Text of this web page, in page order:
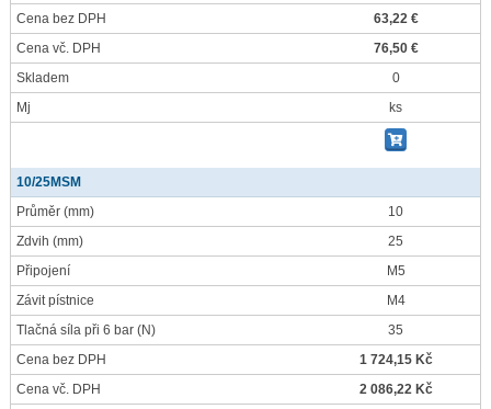
Cena bez DPH
63,22 €
Cena vč. DPH
76,50 €
Skladem
0
Mj
ks
10/25MSM
Průměr (mm)
10
Zdvih (mm)
25
Připojení
M5
Závit pístnice
M4
Tlačná síla při 6 bar (N)
35
Cena bez DPH
1 724,15 Kč
Cena vč. DPH
2 086,22 Kč